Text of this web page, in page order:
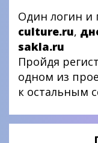
Один логин и
culture.ru,
sakla.ru
Пройдя
одном из
к остальным